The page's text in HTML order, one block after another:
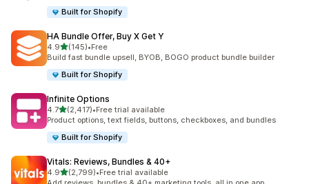
Built for Shopify
HA Bundle Offer, Buy X Get Y
4.95つ星中
(145)
合計レビュー数：145件
•Free
Build fast bundle upsell, BYOB, BOGO product bundle builder
Built for Shopify
Infinite Options
4.75つ星中
(2,417)
合計レビュー数：2417件
•Free trial available
Product options, text fields, buttons, checkboxes, and bundles
Built for Shopify
Vitals: Reviews, Bundles & 40+
4.95つ星中
(2,799)
合計レビュー数：2799件
•Free trial available